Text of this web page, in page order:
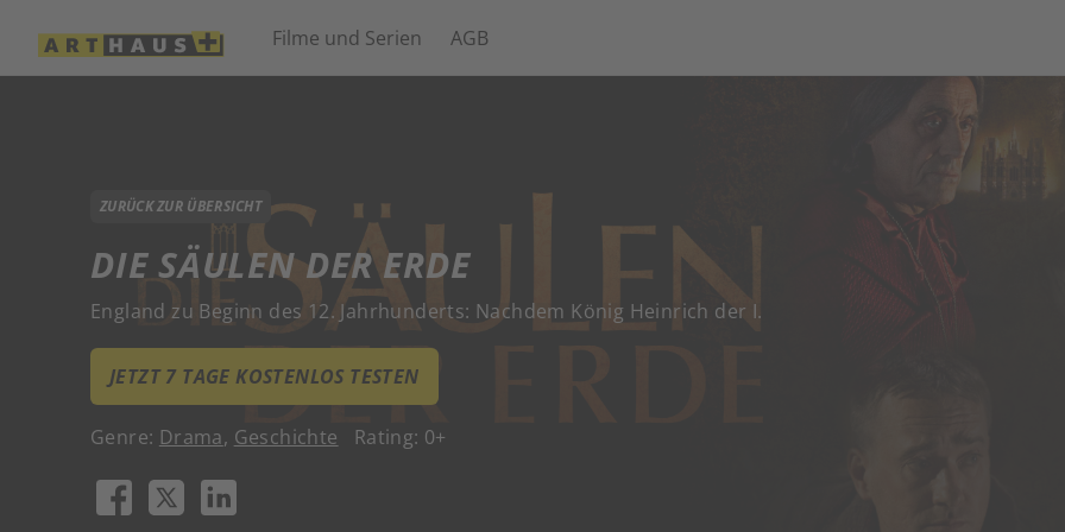
Filme und Serien AGB
ZURÜCK ZUR ÜBERSICHT
DIE SÄULEN DER ERDE
England zu Beginn des 12. Jahrhunderts: Nachdem König Heinrich der I.
JETZT 7 TAGE KOSTENLOS TESTEN
Genre: Drama, Geschichte Rating: 0+